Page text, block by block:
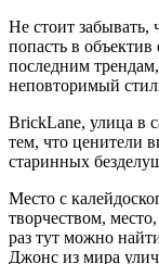
Не стоит
попасть в объектив
последним
неповторимый
BrickLane, улица в
тем, что ценители
старинных
Место с
творчеством,
раз тут можно
Джонс из мира